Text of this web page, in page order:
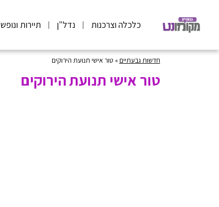
כלכלה וצרכנות נדל"ן תיירות ונופש
חדשות גבעתיים» טור אישי תנועת הירוקים
טור אישי תנועת הירוקים